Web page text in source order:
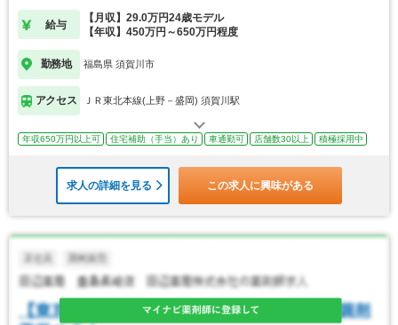
給与
【月収】29.0万円24歳モデル
【年収】450万円～650万円程度
勤務地 福島県 須賀川市
アクセス ＪＲ東北本線(上野－盛岡) 須賀川駅
年収650万円以上可 住宅補助（手当）あり 車通勤可 店舗数30以上 積極採用中
求人の詳細を見る この求人に興味がある